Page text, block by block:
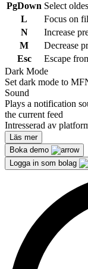
PgDown Select
L
Focus on
N
Increase
M
Decrease
Esc
Escape
Dark Mode
Set dark mode to
Sound
Plays a notification
the current feed
Intresserad av
Läs mer
Boka demo
Logga in som bolag